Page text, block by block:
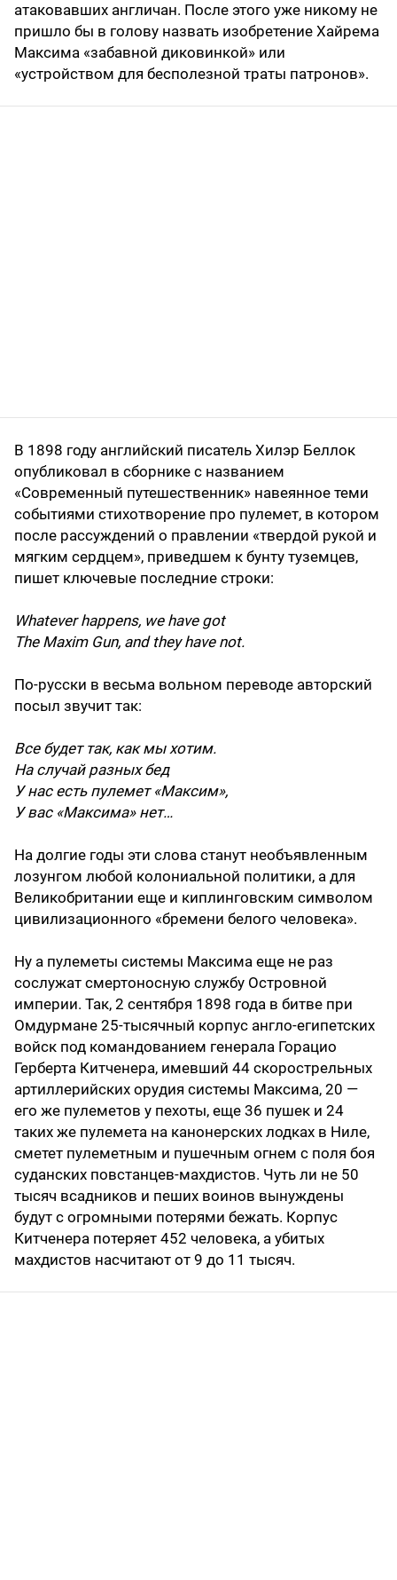
атаковавших англичан. После этого уже никому не
пришло бы в голову назвать изобретение Хайрема
Максима «забавной диковинкой» или
«устройством для бесполезной траты патронов».
В 1898 году английский писатель Хилэр Беллок
опубликовал в сборнике с названием
«Современный путешественник» навеянное теми
событиями стихотворение про пулемет, в котором
после рассуждений о правлении «твердой рукой и
мягким сердцем», приведшем к бунту туземцев,
пишет ключевые последние строки:
Whatever happens, we have got
The Maxim Gun, and they have not.
По-русски в весьма вольном переводе авторский
посыл звучит так:
Все будет так, как мы хотим.
На случай разных бед
У нас есть пулемет «Максим»,
У вас «Максима» нет…
На долгие годы эти слова станут необъявленным
лозунгом любой колониальной политики, а для
Великобритании еще и киплинговским символом
цивилизационного «бремени белого человека».
Ну а пулеметы системы Максима еще не раз
сослужат смертоносную службу Островной
империи. Так, 2 сентября 1898 года в битве при
Омдурмане 25-тысячный корпус англо-египетских
войск под командованием генерала Горацио
Герберта Китченера, имевший 44 скорострельных
артиллерийских орудия системы Максима, 20 —
его же пулеметов у пехоты, еще 36 пушек и 24
таких же пулемета на канонерских лодках в Ниле,
сметет пулеметным и пушечным огнем с поля боя
суданских повстанцев-­махдистов. Чуть ли не 50
тысяч всадников и пеших воинов вынуждены
будут с огромными потерями бежать. Корпус
Китченера потеряет 452 человека, а убитых
махдистов насчитают от 9 до 11 тысяч.